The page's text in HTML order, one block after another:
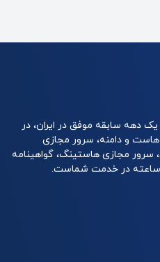
دهه سابقه موفق در ایران، در
هاست و دامنه، سرور مجازی
سرور مجازی هاستینگ، گواهینامه